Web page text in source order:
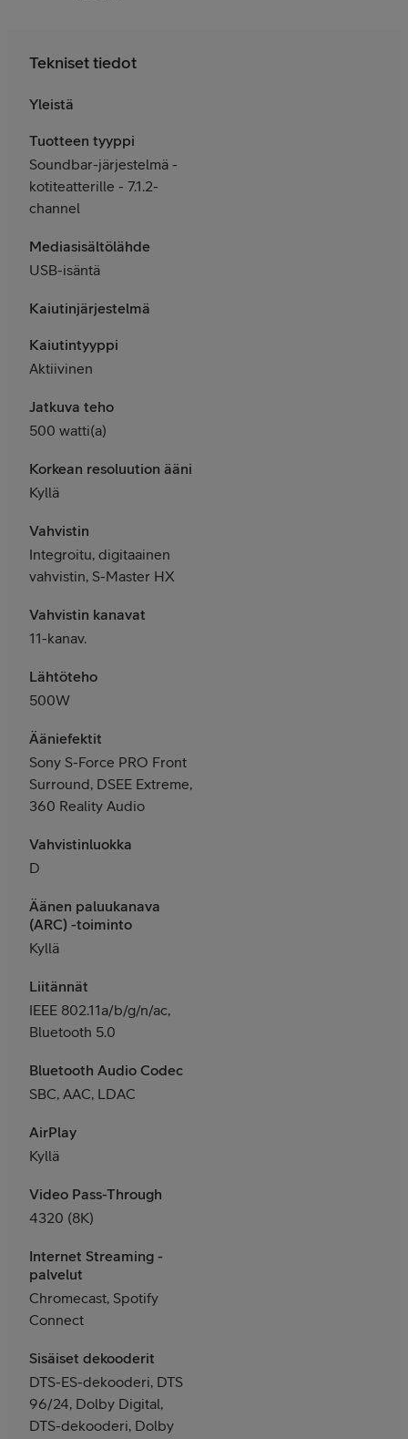
Tekniset tiedot
Yleistä
Tuotteen tyyppi
Soundbar-järjestelmä -
kotiteatterille - 7.1.2-
channel
Mediasisältölähde
USB-isäntä
Kaiutinjärjestelmä
Kaiutintyyppi
Aktiivinen
Jatkuva teho
500 watti(a)
Korkean resoluution ääni
Kyllä
Vahvistin
Integroitu, digitaainen
vahvistin, S-Master HX
Vahvistin kanavat
11-kanav.
Lähtöteho
500W
Ääniefektit
Sony S-Force PRO Front
Surround, DSEE Extreme,
360 Reality Audio
Vahvistinluokka
D
Äänen paluukanava
(ARC) -toiminto
Kyllä
Liitännät
IEEE 802.11a/b/g/n/ac,
Bluetooth 5.0
Bluetooth Audio Codec
SBC, AAC, LDAC
AirPlay
Kyllä
Video Pass-Through
4320 (8K)
Internet Streaming -
palvelut
Chromecast, Spotify
Connect
Sisäiset dekooderit
DTS-ES-dekooderi, DTS
96/24, Dolby Digital,
DTS-dekooderi, Dolby